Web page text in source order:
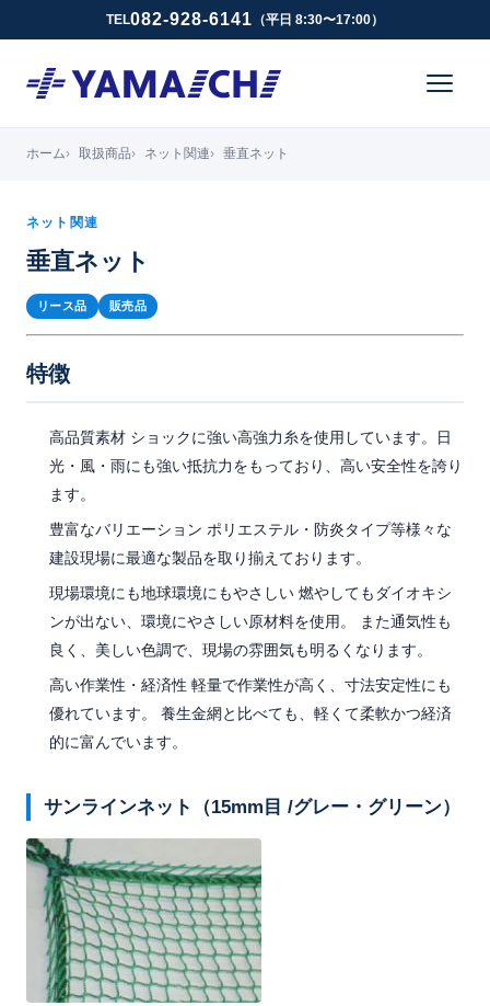
TEL082-928-6141 （平日 8:30〜17:00）
ホーム 取扱商品 ネット関連 垂直ネット
ネット関連
垂直ネット
リース品 販売品
特徴
高品質素材 ショックに強い高強力糸を使用しています。日
光・風・雨にも強い抵抗力をもっており、高い安全性を誇り
ます。
豊富なバリエーション ポリエステル・防炎タイプ等様々な
建設現場に最適な製品を取り揃えております。
現場環境にも地球環境にもやさしい 燃やしてもダイオキシ
ンが出ない、環境にやさしい原材料を使用。 また通気性も
良く、美しい色調で、現場の雰囲気も明るくなります。
高い作業性・経済性 軽量で作業性が高く、寸法安定性にも
優れています。 養生金網と比べても、軽くて柔軟かつ経済
的に富んでいます。
サンラインネット（15mm目 /グレー・グリーン）